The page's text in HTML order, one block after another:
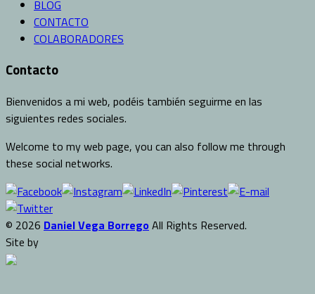
BLOG
CONTACTO
COLABORADORES
Contacto
Bienvenidos a mi web, podéis también seguirme en las
siguientes redes sociales.
Welcome to my web page, you can also follow me through
these social networks.
© 2026 Daniel Vega Borrego All Rights Reserved.
Site by